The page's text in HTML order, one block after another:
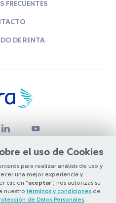
el uso de Cookies
para realizar análisis de uso y
una mejor experiencia y
clic en “aceptar”, nos autorizas su
nuestro términos y condiciones de
de Datos Personales
FRECUENTES
DE RENTA
SURA 2026